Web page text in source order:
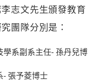
志文先生頒發教育
團隊分別是：
系副系主任- 孫丹兒博
- 張予菱博士